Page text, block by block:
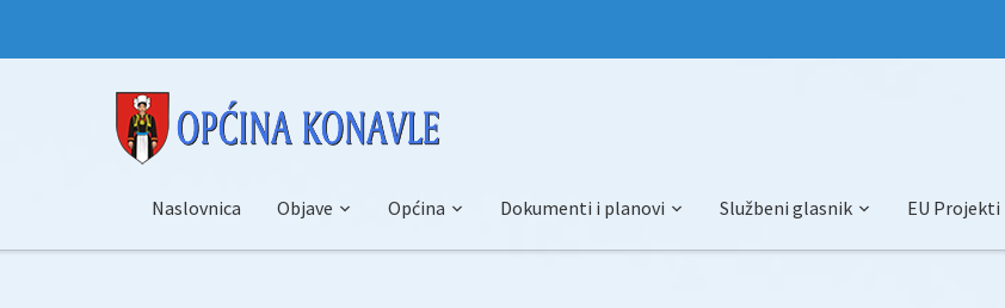
Naslovnica Objave Općina Dokumenti i planovi Službeni glasnik EU Projekti